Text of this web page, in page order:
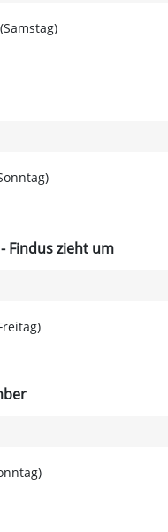
Findus zieht um